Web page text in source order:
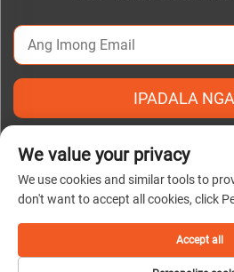
IPADALA
Copyright © 2025 by Putian C&Q
Pagkapribado
We value your privacy
We use cookies and similar tools to
don't want to accept all cookies, click
Accept all